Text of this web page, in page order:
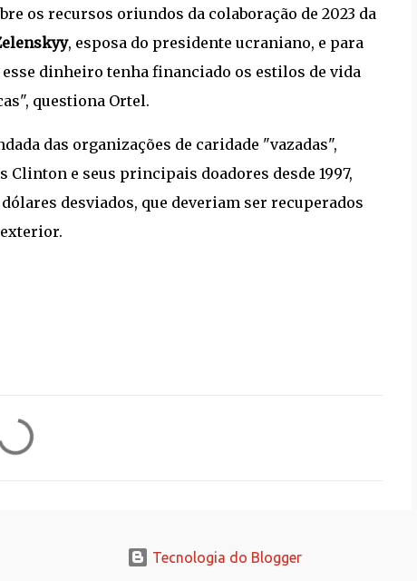
os recursos oriundos da colaboração de 2023 da
, esposa do presidente ucraniano, e para
dinheiro tenha financiado os estilos de vida
questiona Ortel.
das organizações de caridade "vazadas",
Clinton e seus principais doadores desde 1997,
desviados, que deveriam ser recuperados
Tecnologia do Blogger